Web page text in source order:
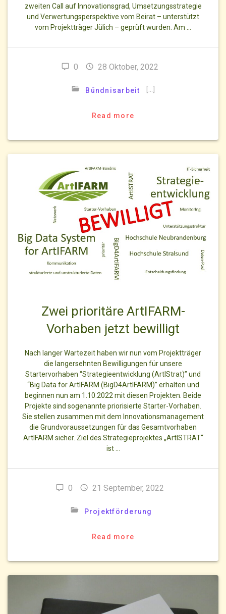
zweiten Call auf Innovationsgrad, Umsetzungsstrategie
und Verwertungsperspektive vom Beirat – unterstützt
vom Projektträger Jülich – geprüft wurden. Am …
0 28 Oktober, 2022
Bündnisarbeit […]
Read more
Zwei prioritäre ArtIFARM-
Vorhaben jetzt bewilligt
Nach langer Wartezeit haben wir nun vom Projektträger
die langersehnten Bewilligungen für unsere
Startervorhaben “Strategieentwicklung (ArtIStrat)” und
“Big Data for ArtIFARM (BigD4ArtIFARM)” erhalten und
beginnen nun am 1.10.2022 mit diesen Projekten. Beide
Projekte sind sogenannte priorisierte Starter-Vorhaben.
Sie stellen zusammen mit dem Innovationsmanagement
die Grundvoraussetzungen für das Gesamtvorhaben
ArtIFARM sicher. Ziel des Strategieprojektes „ArtISTRAT“
ist …
0 21 September, 2022
Projektförderung
Read more